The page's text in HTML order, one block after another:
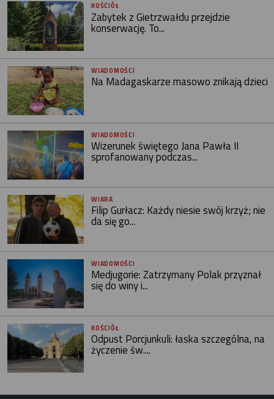
KOŚCIÓŁ
Zabytek z Gietrzwałdu przejdzie
konserwację. To...
WIADOMOŚCI
Na Madagaskarze masowo znikają dzieci
WIADOMOŚCI
Wizerunek świętego Jana Pawła II
sprofanowany podczas...
WIARA
Filip Gurłacz: Każdy niesie swój krzyż; nie
da się go...
WIADOMOŚCI
Medjugorie: Zatrzymany Polak przyznał
się do winy i...
KOŚCIÓŁ
Odpust Porcjunkuli: łaska szczególna, na
życzenie św....